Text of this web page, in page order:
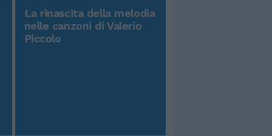
La rinascita della melodia
nelle canzoni di Valerio
Piccolo